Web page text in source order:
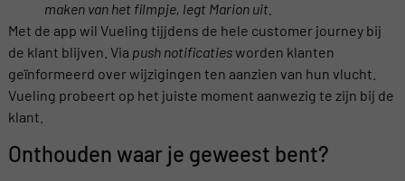
maken van het filmpje, legt Marion uit.
Met de app wil Vueling tijjdens de hele customer journey bij
de klant blijven. Via push notificatiesworden klanten
geïnformeerd over wijzigingen ten aanzien van hun vlucht.
Vueling probeert op het juiste moment aanwezig te zijn bij de
klant.
Onthouden waar je geweest bent?